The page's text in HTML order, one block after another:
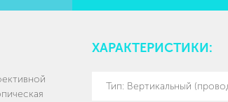
ХАРАКТЕРИСТИКИ:
Тип: Вертикальный